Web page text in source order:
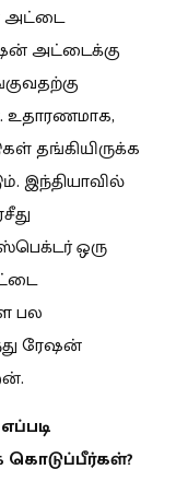
அட்டை
அட்டைக்கு
உதாரணமாக,
தங்கியிருக்க
இந்தியாவில்
ஒரு
பல
ரேஷன்
கொடுப்பீர்கள்?